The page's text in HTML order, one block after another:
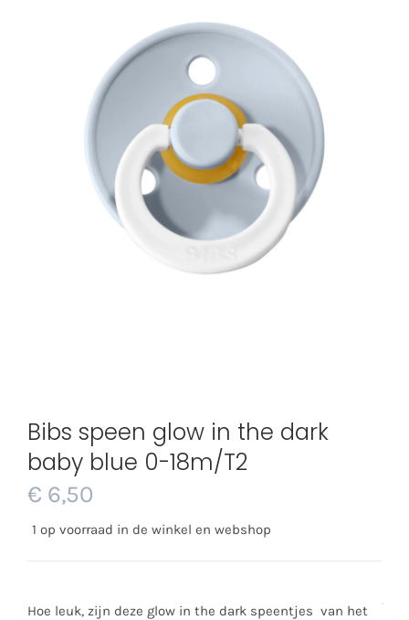
Bibs speen glow in the dark
baby blue 0-18m/T2
€ 6,50
1 op voorraad in de winkel en webshop
Hoe leuk, zijn deze glow in the dark speentjes van het